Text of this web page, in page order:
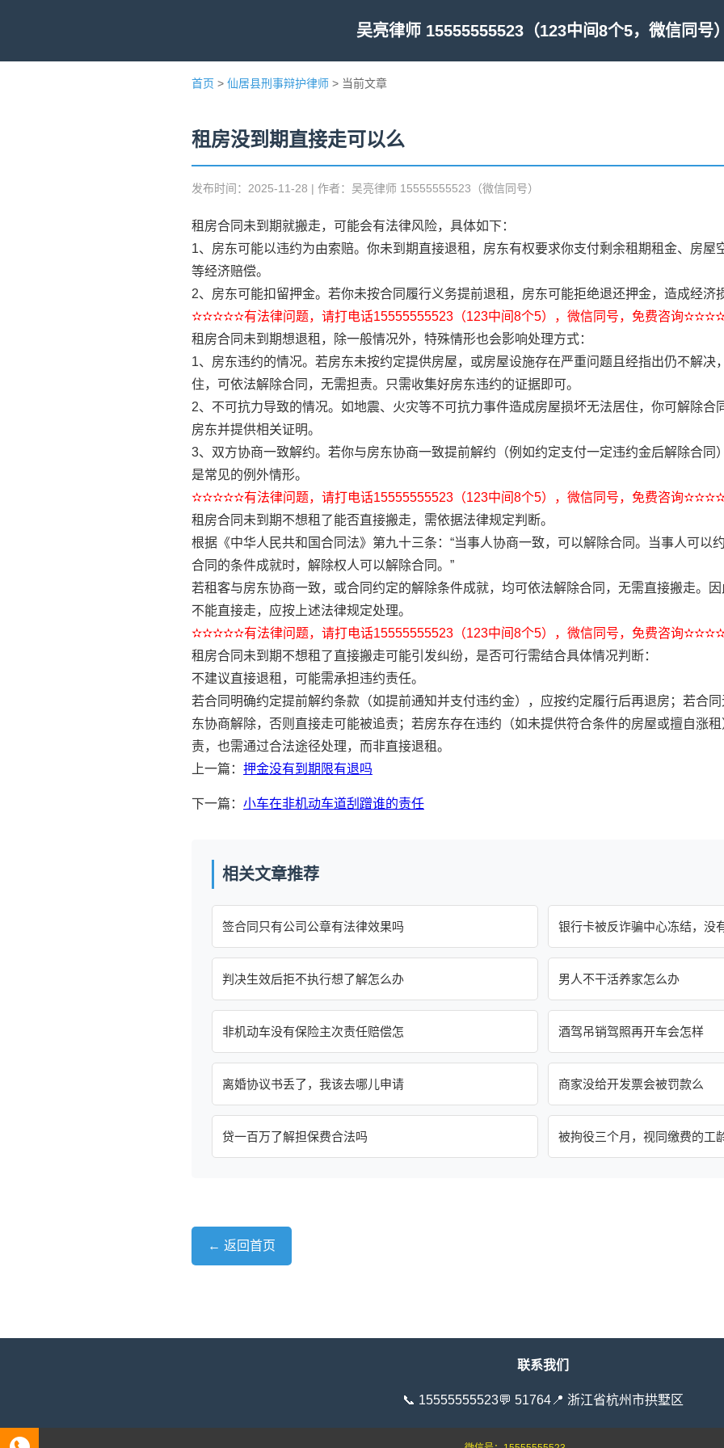
吴亮律师 15555555523（123中间8个5，微信同号
首页 > 仙居县刑事辩护律师 > 当前文章
租房没到期直接走可以么
发布时间：2025-11-28 | 作者：吴亮律师 15555555523（微信同号）
租房合同未到期就搬走，可能会有法律风险，具体如下：
1、房东可能以违约为由索赔。你未到期直接退租，房东有权要求你支付剩余租期租金、房屋
等经济赔偿。
2、房东可能扣留押金。若你未按合同履行义务提前退租，房东可能拒绝退还押金，造成经济
✫✫✫✫✫有法律问题，请打电话15555555523（123中间8个5），微信同号，免费咨询
租房合同未到期想退租，除一般情况外，特殊情形也会影响处理方式：
1、房东违约的情况。若房东未按约定提供房屋，或房屋设施存在严重问题且经指出仍不解决
住，可依法解除合同，无需担责。只需收集好房东违约的证据即可。
2、不可抗力导致的情况。如地震、火灾等不可抗力事件造成房屋损坏无法居住，你可解除合
房东并提供相关证明。
3、双方协商一致解约。若你与房东协商一致提前解约（例如约定支付一定违约金后解除合同
是常见的例外情形。
✫✫✫✫✫有法律问题，请打电话15555555523（123中间8个5），微信同号，免费咨询
租房合同未到期不想租了能否直接搬走，需依据法律规定判断。
根据《中华人民共和国合同法》第九十三条：“当事人协商一致，可以解除合同。当事人可以
合同的条件成就时，解除权人可以解除合同。”
若租客与房东协商一致，或合同约定的解除条件成就，均可依法解除合同，无需直接搬走。
不能直接走，应按上述法律规定处理。
✫✫✫✫✫有法律问题，请打电话15555555523（123中间8个5），微信同号，免费咨询
租房合同未到期不想租了直接搬走可能引发纠纷，是否可行需结合具体情况判断：
不建议直接退租，可能需承担违约责任。
若合同明确约定提前解约条款（如提前通知并支付违约金），应按约定履行后再退房；若合
东协商解除，否则直接走可能被追责；若房东存在违约（如未提供符合条件的房屋或擅自涨
责，也需通过合法途径处理，而非直接退租。
上一篇： 押金没有到期限有退吗
下一篇： 小车在非机动车道刮蹭谁的责任
相关文章推荐
签合同只有公司公章有法律效果吗 银行卡被反诈骗中心冻结，没
判决生效后拒不执行想了解怎么办 男人不干活养家怎么办
非机动车没有保险主次责任赔偿怎 酒驾吊销驾照再开车会怎样
离婚协议书丢了，我该去哪儿申请 商家没给开发票会被罚款么
贷一百万了解担保费合法吗 被拘役三个月，视同缴费的工
← 返回首页
联系我们
📞 15555555523💬 51764 📍 浙江省杭州市拱墅区